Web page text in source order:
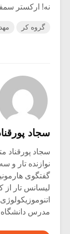
نه! ارکستر
گروه کر
سجاد
سجاد پورقناد متولد ۱۳۶۰
نوازنده تار و
گفتگوی
لیسانس تار از
مدرس دانشگاه